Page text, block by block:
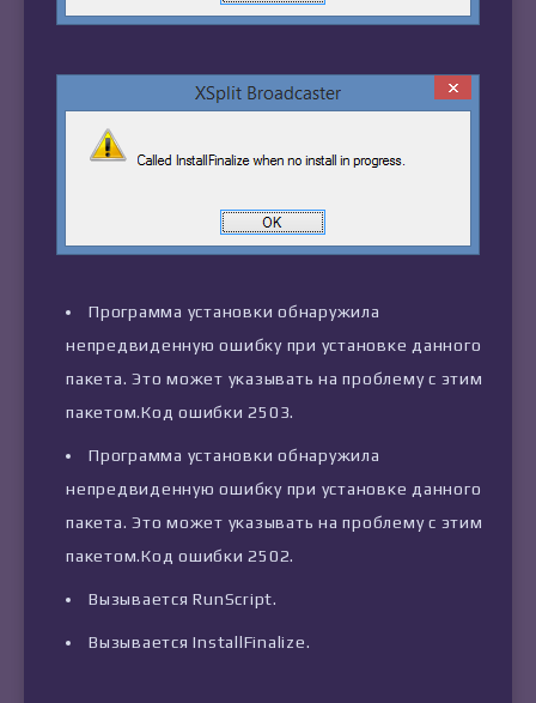
Программа установки обнаружила
непредвиденную ошибку при установке данного
пакета. Это может указывать на проблему с этим
пакетом.Код ошибки 2503.
Программа установки обнаружила
непредвиденную ошибку при установке данного
пакета. Это может указывать на проблему с этим
пакетом.Код ошибки 2502.
Вызывается RunScript.
Вызывается InstallFinalize.